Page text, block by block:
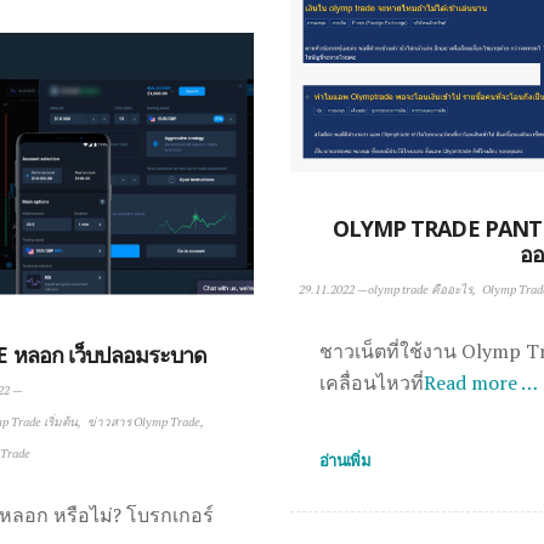
OLYMP TRADE
อ
29.11.2022 —olymp trade คืออะไร Olymp
ชาวเน็ตที่ใช้งาน Olymp
เคลื่อนไหวที่Read more …
อ่านเพิ่ม
หลอก เว็บปลอมระบาด
—
Trade เริ่มต้น
ข่าวสาร Olymp Trade
อก หรือไม่? โบรกเกอร์